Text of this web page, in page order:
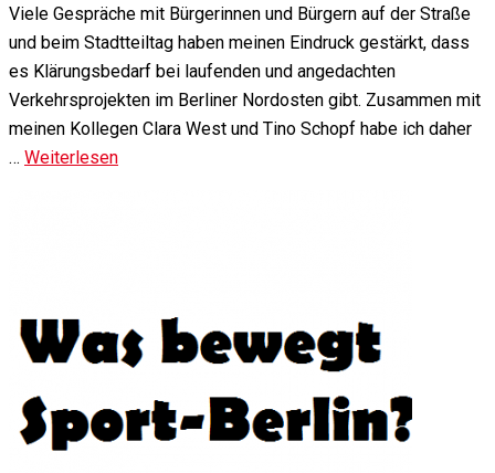
Viele Gespräche mit Bürgerinnen und Bürgern auf der Straße
und beim Stadtteiltag haben meinen Eindruck gestärkt, dass
es Klärungsbedarf bei laufenden und angedachten
Verkehrsprojekten im Berliner Nordosten gibt. Zusammen mit
meinen Kollegen Clara West und Tino Schopf habe ich daher
… Weiterlesen